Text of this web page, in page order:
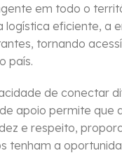
em todo o
logística eficiente,
tornando
país.
de conectar
apoio permite
e respeito,
a